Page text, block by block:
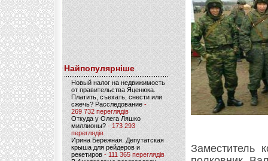
Найпопулярніше
Новый налог на недвижимость
от правительства Яценюка.
Платить, съехать, снести или
сжечь? Расследование-
269 732 переглядів
Откуда у Олега Ляшко
миллионы? - 173 293
переглядів
Ирина Бережная. Депутатская
крыша для рейдеров и
рекетиров - 111 365 переглядів
Заместитель